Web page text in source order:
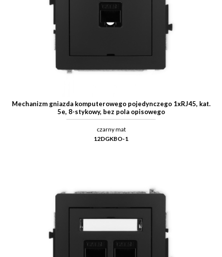
Mechanizm gniazda komputerowego pojedynczego 1xRJ45, kat.
5e, 8-stykowy, bez pola opisowego
czarny mat
12DGKBO-1